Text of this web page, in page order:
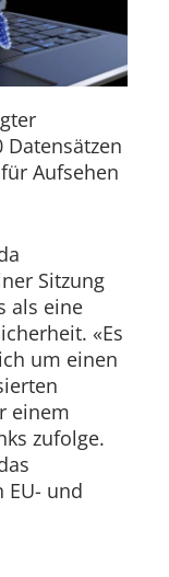
Aufsehen
Sitzung
als eine
«Es
um einen
einem
zufolge.
EU- und